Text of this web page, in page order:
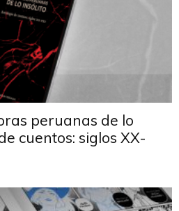
peruanas de lo
cuentos: siglos XX-